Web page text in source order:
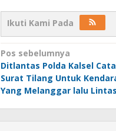
Ikuti Kami Pada
Navigasi
pos
Pos sebelumnya
Ditlantas Polda Kalsel
Surat Tilang Untuk
Yang Melanggar lalu Lintas